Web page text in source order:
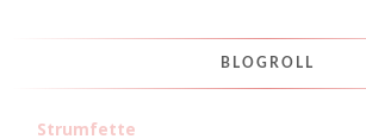
BLOGROLL
Strumfette